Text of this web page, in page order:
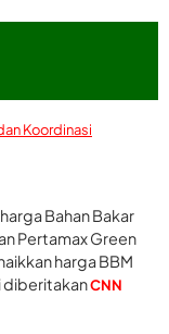
Koordinasi
Bahan Bakar
Pertamax Green
harga BBM
diberitakanCNN